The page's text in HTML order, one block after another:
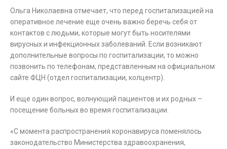
Ольга Николаевна отмечает, что перед госпитализацией на
оперативное лечение еще очень важно беречь себя от
контактов с людьми, которые могут быть носителями
вирусных и инфекционных заболеваний. Если возникают
дополнительные вопросы по госпитализации, то можно
позвонить по телефонам, представленным на официальном
сайте ФЦН (отдел госпитализации, колцентр).
И еще один вопрос, волнующий пациентов и их родных –
посещение больных во время госпитализации.
«С момента распространения коронавируса поменялось
законодательство Министерства здравоохранения,